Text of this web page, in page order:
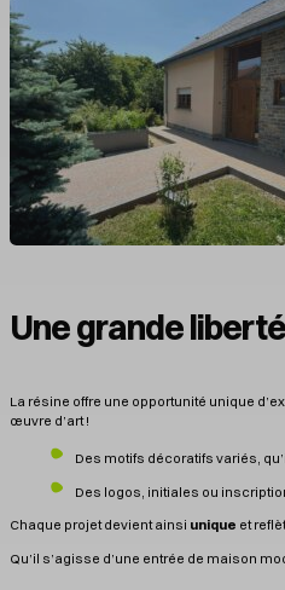
Une grande
La résine offre une opportunité unique
œuvre d’art !
Des motifs décoratifs variés,
Des logos, initiales ou
Chaque projet devient ainsi unique et
Qu’il s’agisse d’une entrée de maison